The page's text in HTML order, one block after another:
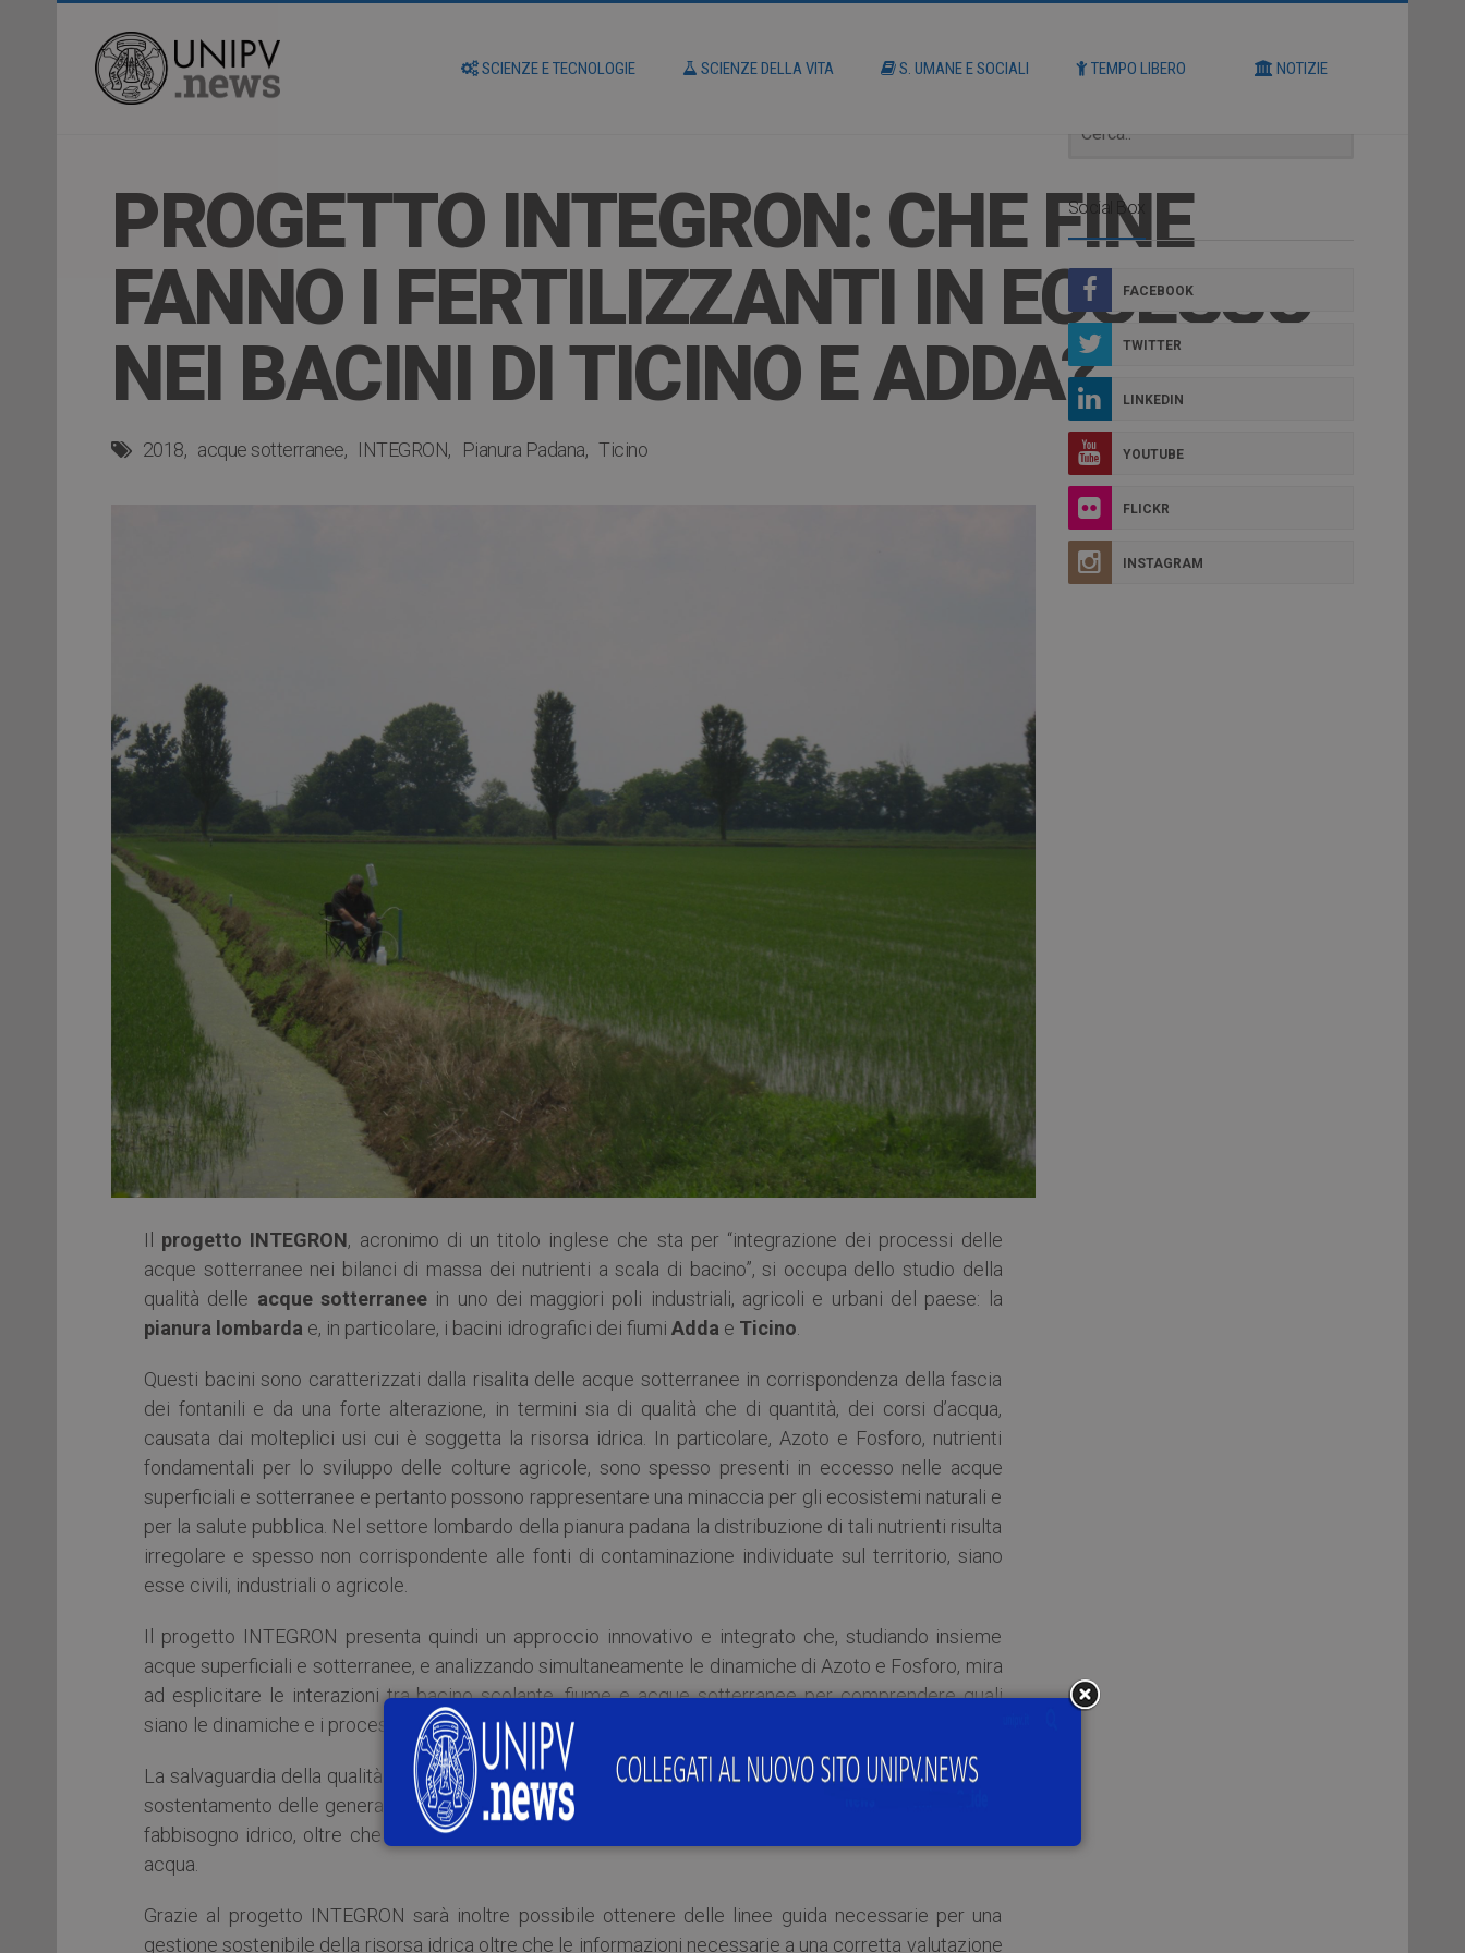
SCIENZE E TECNOLOGIE SCIENZE DELLA VITA S. UMANE E SOCIALI TEMPO LIBERO NOTIZIE
PROGETTO INTEGRON: CHE FINE
FANNO I FERTILIZZANTI IN ECCESSO
NEI BACINI DI TICINO E ADDA?
2018 acque sotterranee INTEGRON Pianura Padana Ticino
Il progetto INTEGRON, acronimo di un titolo inglese che sta per “integrazione dei processi delle
acque sotterranee nei bilanci di massa dei nutrienti a scala di bacino”, si occupa dello studio della
qualità delle acque sotterraneein uno dei maggiori poli industriali, agricoli e urbani del paese: la
pianura lombarda e, in particolare, i bacini idrografici dei fiumi Adda e Ticino
Questi bacini sono caratterizzati dalla risalita delle acque sotterranee in corrispondenza della fascia
dei fontanili e da una forte alterazione, in termini sia di qualità che di quantità, dei corsi d’acqua,
causata dai molteplici usi cui è soggetta la risorsa idrica. In particolare, Azoto e Fosforo, nutrienti
fondamentali per lo sviluppo delle colture agricole, sono spesso presenti in eccesso nelle acque
superficiali e sotterranee e pertanto possono rappresentare una minaccia per gli ecosistemi naturali e
per la salute pubblica. Nel settore lombardo della pianura padana la distribuzione di tali nutrienti risulta
irregolare e spesso non corrispondente alle fonti di contaminazione individuate sul territorio, siano
esse civili, industriali o agricole.
Il progetto INTEGRON presenta quindi un approccio innovativo e integrato che, studiando insieme
acque superficiali e sotterranee, e analizzando simultaneamente le dinamiche di Azoto e Fosforo, mira
ad esplicitare le interazioni tra bacino scolante, fiume e acque sotterranee per comprendere quali
siano le dinamiche e i processi di trasferimento e trasformazione dei due nutrienti.
La salvaguardia della qualità dell’acqua rappresenta oggi una delle sfide più importanti per garantire il
sostentamento delle generazioni future, ancor più alla luce della crescente richiesta per soddisfare il
fabbisogno idrico, oltre che dei cambiamenti climatici in atto e del loro effetto sulla disponibilità di
acqua.
Grazie al progetto INTEGRON sarà inoltre possibile ottenere delle linee guida necessarie per una
gestione sostenibile della risorsa idrica oltre che le informazioni necessarie a una corretta valutazione
Social Box
FACEBOOK
TWITTER
LINKEDIN
YOUTUBE
FLICKR
INSTAGRAM